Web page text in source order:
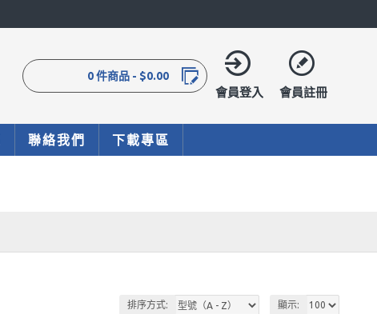
會員登入 會員註冊
0 件商品 - $0.00
聯絡我們 下載專區
排序方式: 顯示: